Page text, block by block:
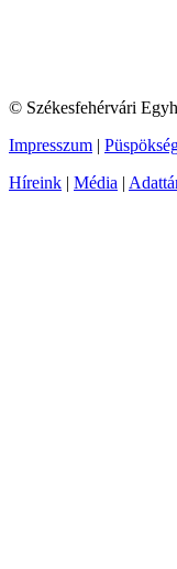
© Székesfehérvári
Impresszum |
Híreink | Média |